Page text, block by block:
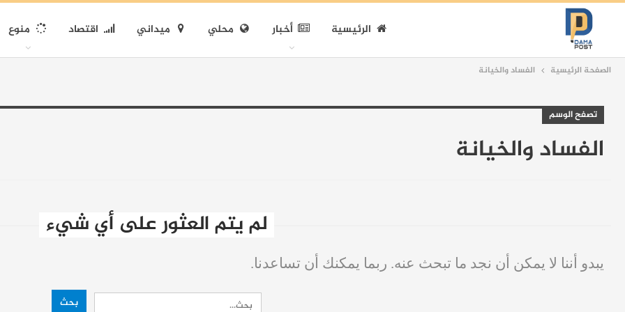
الرئيسية أخبار محلي ميداني اقتصاد منوع
الصفحة الرئيسية الفساد والخيانة
تصفح الوسم
الفساد والخيانة
لم يتم العثور على أي شيء
يبدو أننا لا يمكن أن نجد ما تبحث عنه. ربما يمكنك أن تساعدنا.